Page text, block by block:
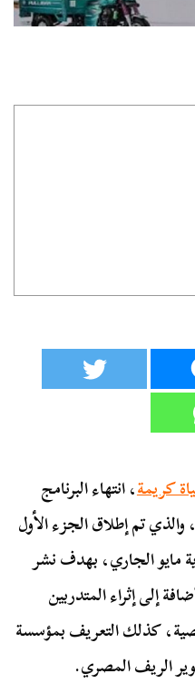
كريمة، انتهاء البرنامج
تم إطلاق الجزء الأول
حتى نهاية مايو الجاري، بهدف نشر
إلى إثراء المتدربين
كذلك التعريف بمؤسسة
الريف المصري.